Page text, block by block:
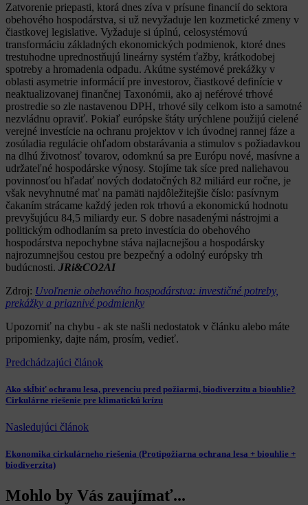
Zatvorenie priepasti, ktorá dnes zíva v prísune financií do sektora
obehového hospodárstva, si už nevyžaduje len kozmetické zmeny v
čiastkovej legislative. Vyžaduje si úplnú, celosystémovú
transformáciu základných ekonomických podmienok, ktoré dnes
trestuhodne uprednostňujú lineárny systém ťažby, krátkodobej
spotreby a hromadenia odpadu. Akútne systémové prekážky v
oblasti asymetrie informácií pre investorov, čiastkové definície v
neaktualizovanej finančnej Taxonómii, ako aj neférové trhové
prostredie so zle nastavenou DPH, trhové sily celkom isto a samotné
nezvládnu opraviť. Pokiaľ európske štáty urýchlene použijú cielené
verejné investície na ochranu projektov v ich úvodnej rannej fáze a
zosúladia regulácie ohľadom obstarávania a stimulov s požiadavkou
na dlhú životnosť tovarov, odomknú sa pre Európu nové, masívne a
udržateľné hospodárske výnosy. Stojíme tak síce pred naliehavou
povinnosťou hľadať nových dodatočných 82 miliárd eur ročne, je
však nevyhnutné mať na pamäti najdôležitejšie číslo: pasívnym
čakaním strácame každý jeden rok trhovú a ekonomickú hodnotu
prevyšujúcu 84,5 miliardy eur. S dobre nasadenými nástrojmi a
politickým odhodlaním sa preto investícia do obehového
hospodárstva nepochybne stáva najlacnejšou a hospodársky
najrozumnejšou cestou pre bezpečný a odolný európsky trh
budúcnosti. JRi&CO2AI
Zdroj: Uvoľnenie obehového hospodárstva: investičné potreby,
prekážky a priaznivé podmienky
Upozorniť na chybu - ak ste našli nedostatok v článku alebo máte
pripomienky, dajte nám, prosím, vedieť.
Predchádzajúci článok
Ako skĺbiť ochranu lesa, prevenciu pred požiarmi, biodiverzitu a biouhlie?
Cirkulárne riešenie pre klimatickú krízu
Nasledujúci článok
Ekonomika cirkulárneho riešenia (Protipožiarna ochrana lesa + biouhlie +
biodiverzita)
Mohlo by Vás zaujímať...